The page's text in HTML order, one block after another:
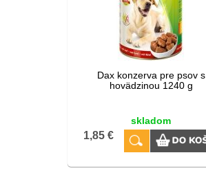
Dax konzerva pre psov s
hovädzinou 1240 g
skladom
1,85 €